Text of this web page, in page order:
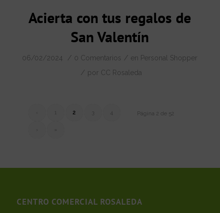
Acierta con tus regalos de
San Valentín
06/02/2024 / 0 Comentarios / en Personal Shopper
/ por CC Rosaleda
Página 2 de 52
1 2 3 4
CENTRO COMERCIAL ROSALEDA